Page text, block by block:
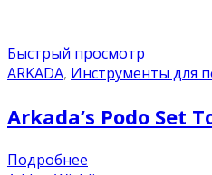
Быстрый просмотр
ARKADA, Инструменты для
Arkada’s Podo Set
Подробнее